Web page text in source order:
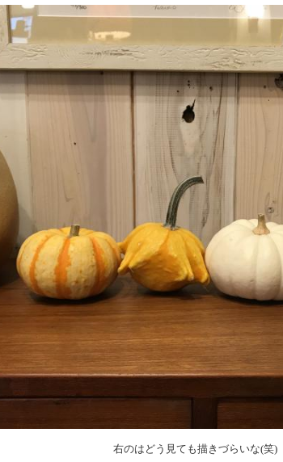
右のはどう見ても描きづらいな(笑)